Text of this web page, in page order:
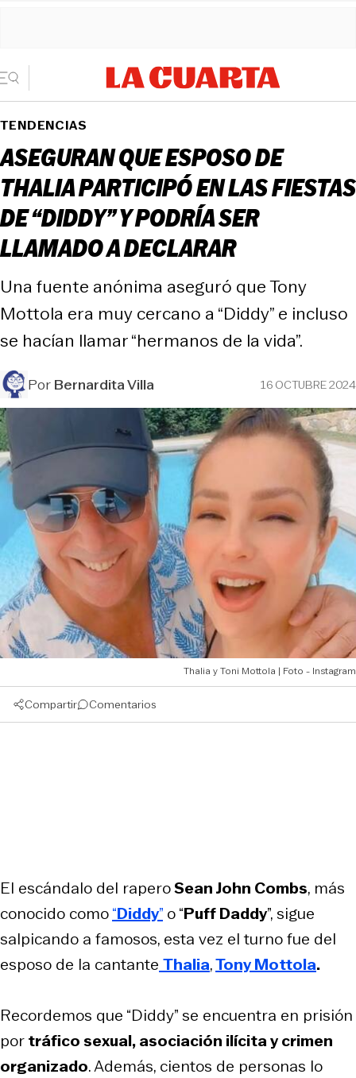
TENDENCIAS
ASEGURAN QUE ESPOSO DE
THALIA PARTICIPÓ EN LAS FIESTAS
DE “DIDDY” Y PODRÍA SER
LLAMADO A DECLARAR
Una fuente anónima aseguró que Tony
Mottola era muy cercano a “Diddy” e incluso
se hacían llamar “hermanos de la vida”.
PorBernardita Villa 16 OCTUBRE 2024
Thalia y Toni Mottola | Foto - Instagram
Compartir Comentarios
El escándalo del raperoSean John Combs, más
conocido como“Diddy” o “Puff Daddy”, sigue
salpicando a famosos, esta vez el turno fue del
esposo de la cantante Thalia,Tony Mottola.
Recordemos que “Diddy” se encuentra en prisión
portráfico sexual, asociación ilícita y crimen
organizado. Además, cientos de personas lo